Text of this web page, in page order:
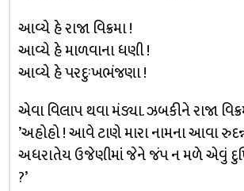
આવ્યે હે રાજા વિક્રમા !
આવ્યે હે માળવાના ધણી !
આવ્યે હે પરદુઃખભંજણા !
એવા વિલાપ થવા મંડ્યા. ઝબકીને રાજા
’અહોહો ! આવે ટાણે મારા નામના આવા
અધરાતેય ઉજેણીમાં જેને જંપ ન મળે એવું
?’